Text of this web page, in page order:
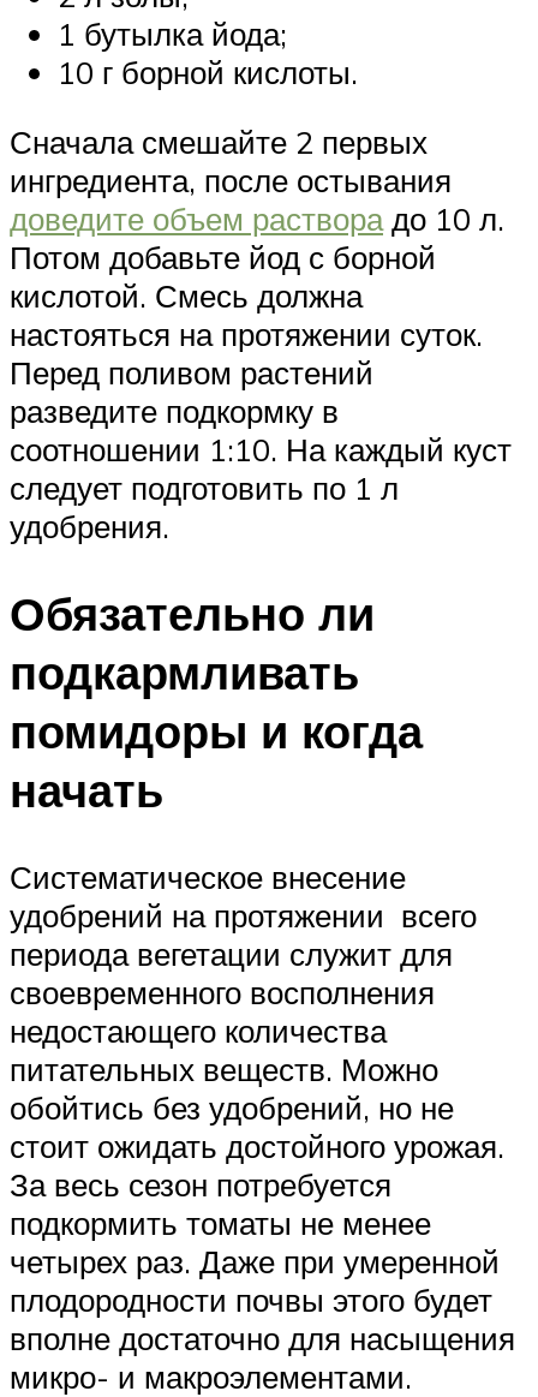
1 бутылка йода;
10 г борной кислоты.
Сначала смешайте 2 первых
ингредиента, после остывания
доведите объем растворадо 10 л.
Потом добавьте йод с борной
кислотой. Смесь должна
настояться на протяжении суток.
Перед поливом растений
разведите подкормку в
соотношении 1:10. На каждый куст
следует подготовить по 1 л
удобрения.
Обязательно ли
подкармливать
помидоры и когда
начать
Систематическое внесение
удобрений на протяжении всего
периода вегетации служит для
своевременного восполнения
недостающего количества
питательных веществ. Можно
обойтись без удобрений, но не
стоит ожидать достойного урожая.
За весь сезон потребуется
подкормить томаты не менее
четырех раз. Даже при умеренной
плодородности почвы этого будет
вполне достаточно для насыщения
микро- и макроэлементами.